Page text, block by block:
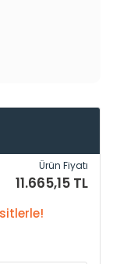
Ürün Fiyatı
11.665,15 TL